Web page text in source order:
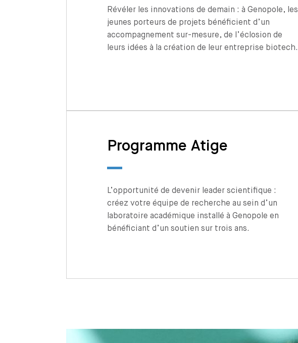
Révéler les innovations de demain : à Genopole, les
jeunes porteurs de projets bénéficient d’un
accompagnement sur-mesure, de l’éclosion de
leurs idées à la création de leur entreprise biotech.
Programme Atige
L’opportunité de devenir leader scientifique :
créez votre équipe de recherche au sein d’un
laboratoire académique installé à Genopole en
bénéficiant d’un soutien sur trois ans.